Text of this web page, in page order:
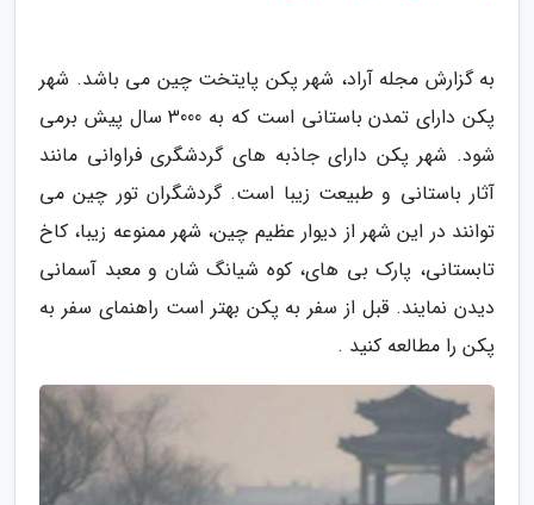
به گزارش مجله آراد، شهر پکن پایتخت چین می باشد. شهر
پکن دارای تمدن باستانی است که به 3000 سال پیش برمی
شود. شهر پکن دارای جاذبه های گردشگری فراوانی مانند
آثار باستانی و طبیعت زیبا است. گردشگران تور چین می
توانند در این شهر از دیوار عظیم چین، شهر ممنوعه زیبا، کاخ
تابستانی، پارک بی های، کوه شیانگ شان و معبد آسمانی
دیدن نمایند. قبل از سفر به پکن بهتر است راهنمای سفر به
پکن را مطالعه کنید .